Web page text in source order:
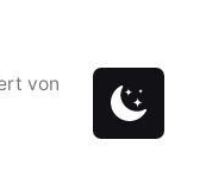
von